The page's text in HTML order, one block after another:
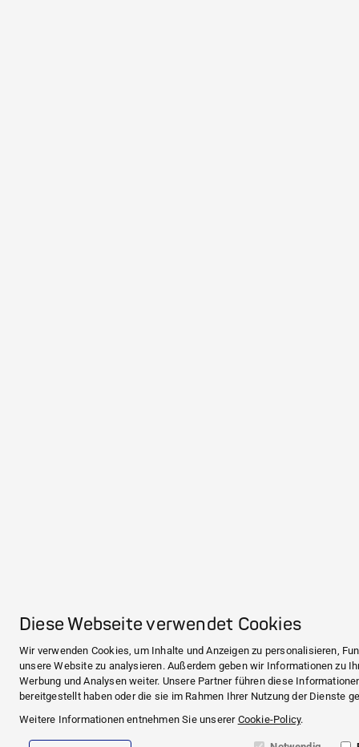
Diese Webseite verwendet Cookies
Wir verwenden Cookies, um Inhalte und Anzeigen zu personalisieren,
unsere Website zu analysieren. Außerdem geben wir Informationen zu
Werbung und Analysen weiter. Unsere Partner führen diese
bereitgestellt haben oder die sie im Rahmen Ihrer Nutzung der Dienste
Weitere Informationen entnehmen Sie unserer Cookie-Policy.